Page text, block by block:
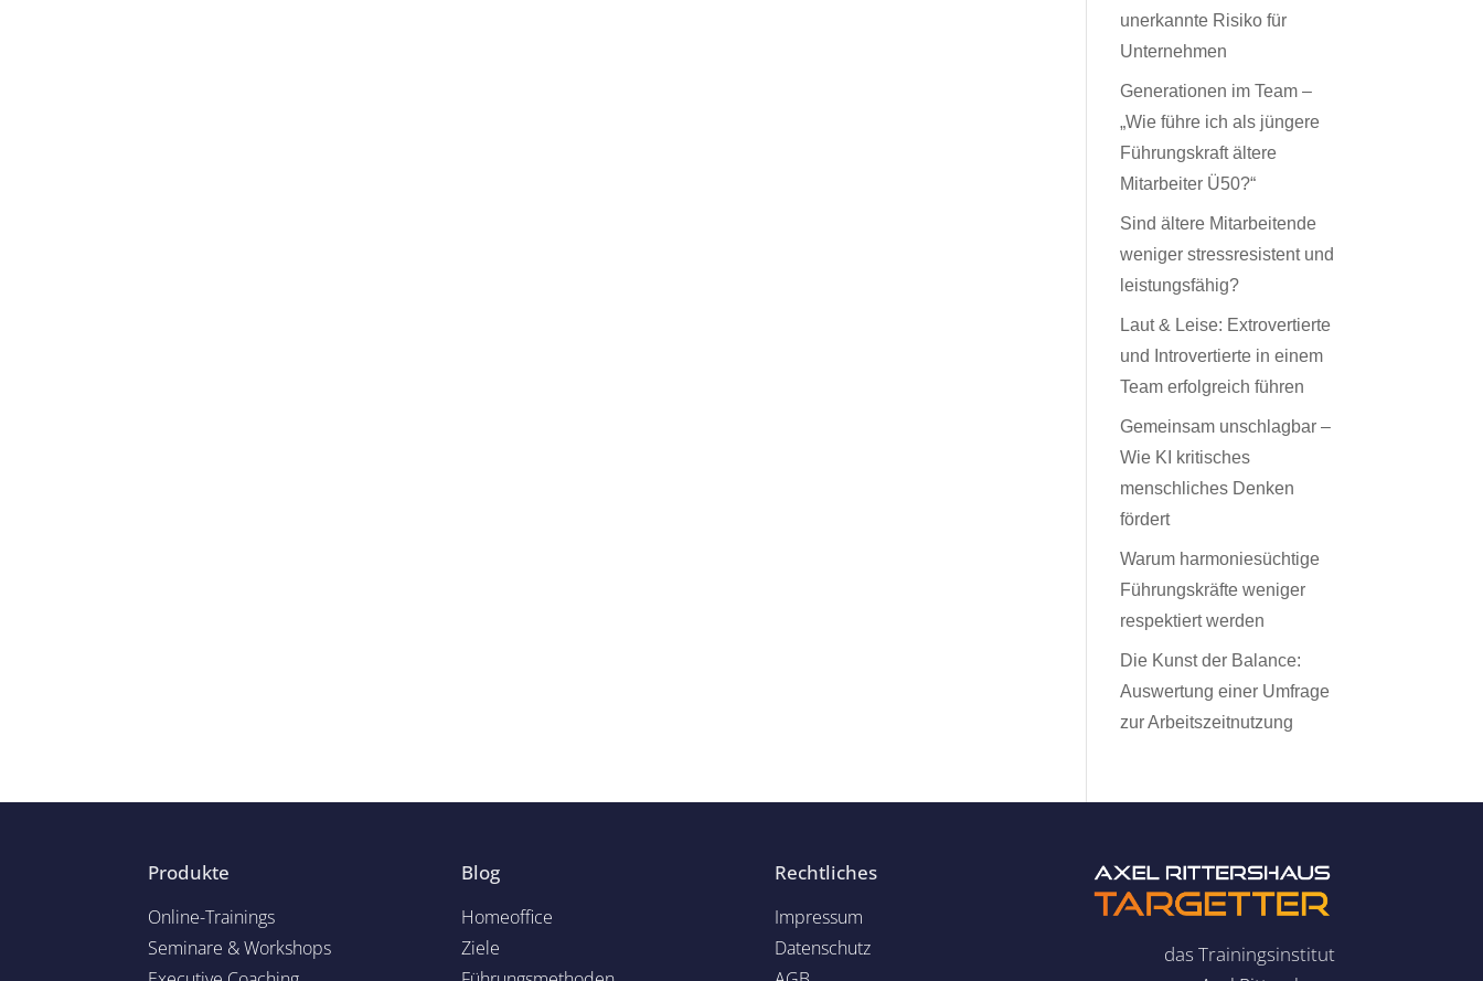
unerkannte Risiko für
Unternehmen
Generationen im Team –
„Wie führe ich als jüngere
Führungskraft ältere
Mitarbeiter Ü50?“
Sind ältere Mitarbeitende
weniger stressresistent und
leistungsfähig?
Laut & Leise: Extrovertierte
und Introvertierte in einem
Team erfolgreich führen
Gemeinsam unschlagbar –
Wie KI kritisches
menschliches Denken
fördert
Warum harmoniesüchtige
Führungskräfte weniger
respektiert werden
Die Kunst der Balance:
Auswertung einer Umfrage
zur Arbeitszeitnutzung
Produkte
Online-Trainings
Seminare & Workshops
Blog
Homeoffice
Ziele
Rechtliches
Impressum
Datenschutz
das Trainingsinstitut